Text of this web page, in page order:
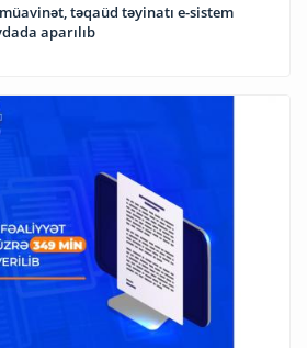
təqaüd təyinatı e-sistem
aparılıb